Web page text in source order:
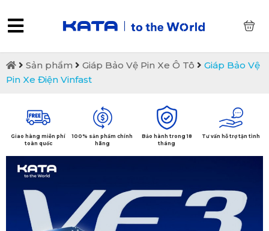
Sản phẩm Giáp Bảo Vệ Pin Xe Ô Tô
Giáp Bảo Vệ
Pin Xe Điện Vinfast
Giao hàng miễn phí
toàn quốc
100% sản phẩm chính
hãng
Bảo hành trong 18
tháng
Tư vấn hỗ trợ tận tình